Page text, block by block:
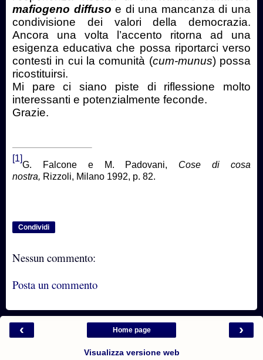
mafiogeno diffusoe di una mancanza di una
condivisione dei valori della democrazia.
Ancora una volta l’accento ritorna ad una
esigenza educativa che possa riportarci verso
contesti in cui la comunità (cum-munus) possa
ricostituirsi.
Mi pare ci siano piste di riflessione molto
interessanti e potenzialmente feconde.
Grazie.
[1]
G. Falcone e M. Padovani, Cose di cosa
nostra, Rizzoli, Milano 1992, p. 82.
Condividi
Nessun commento:
Posta un commento
‹ ›
Home page
Visualizza versione web